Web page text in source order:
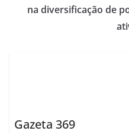
na diversificação de
Gazeta 369